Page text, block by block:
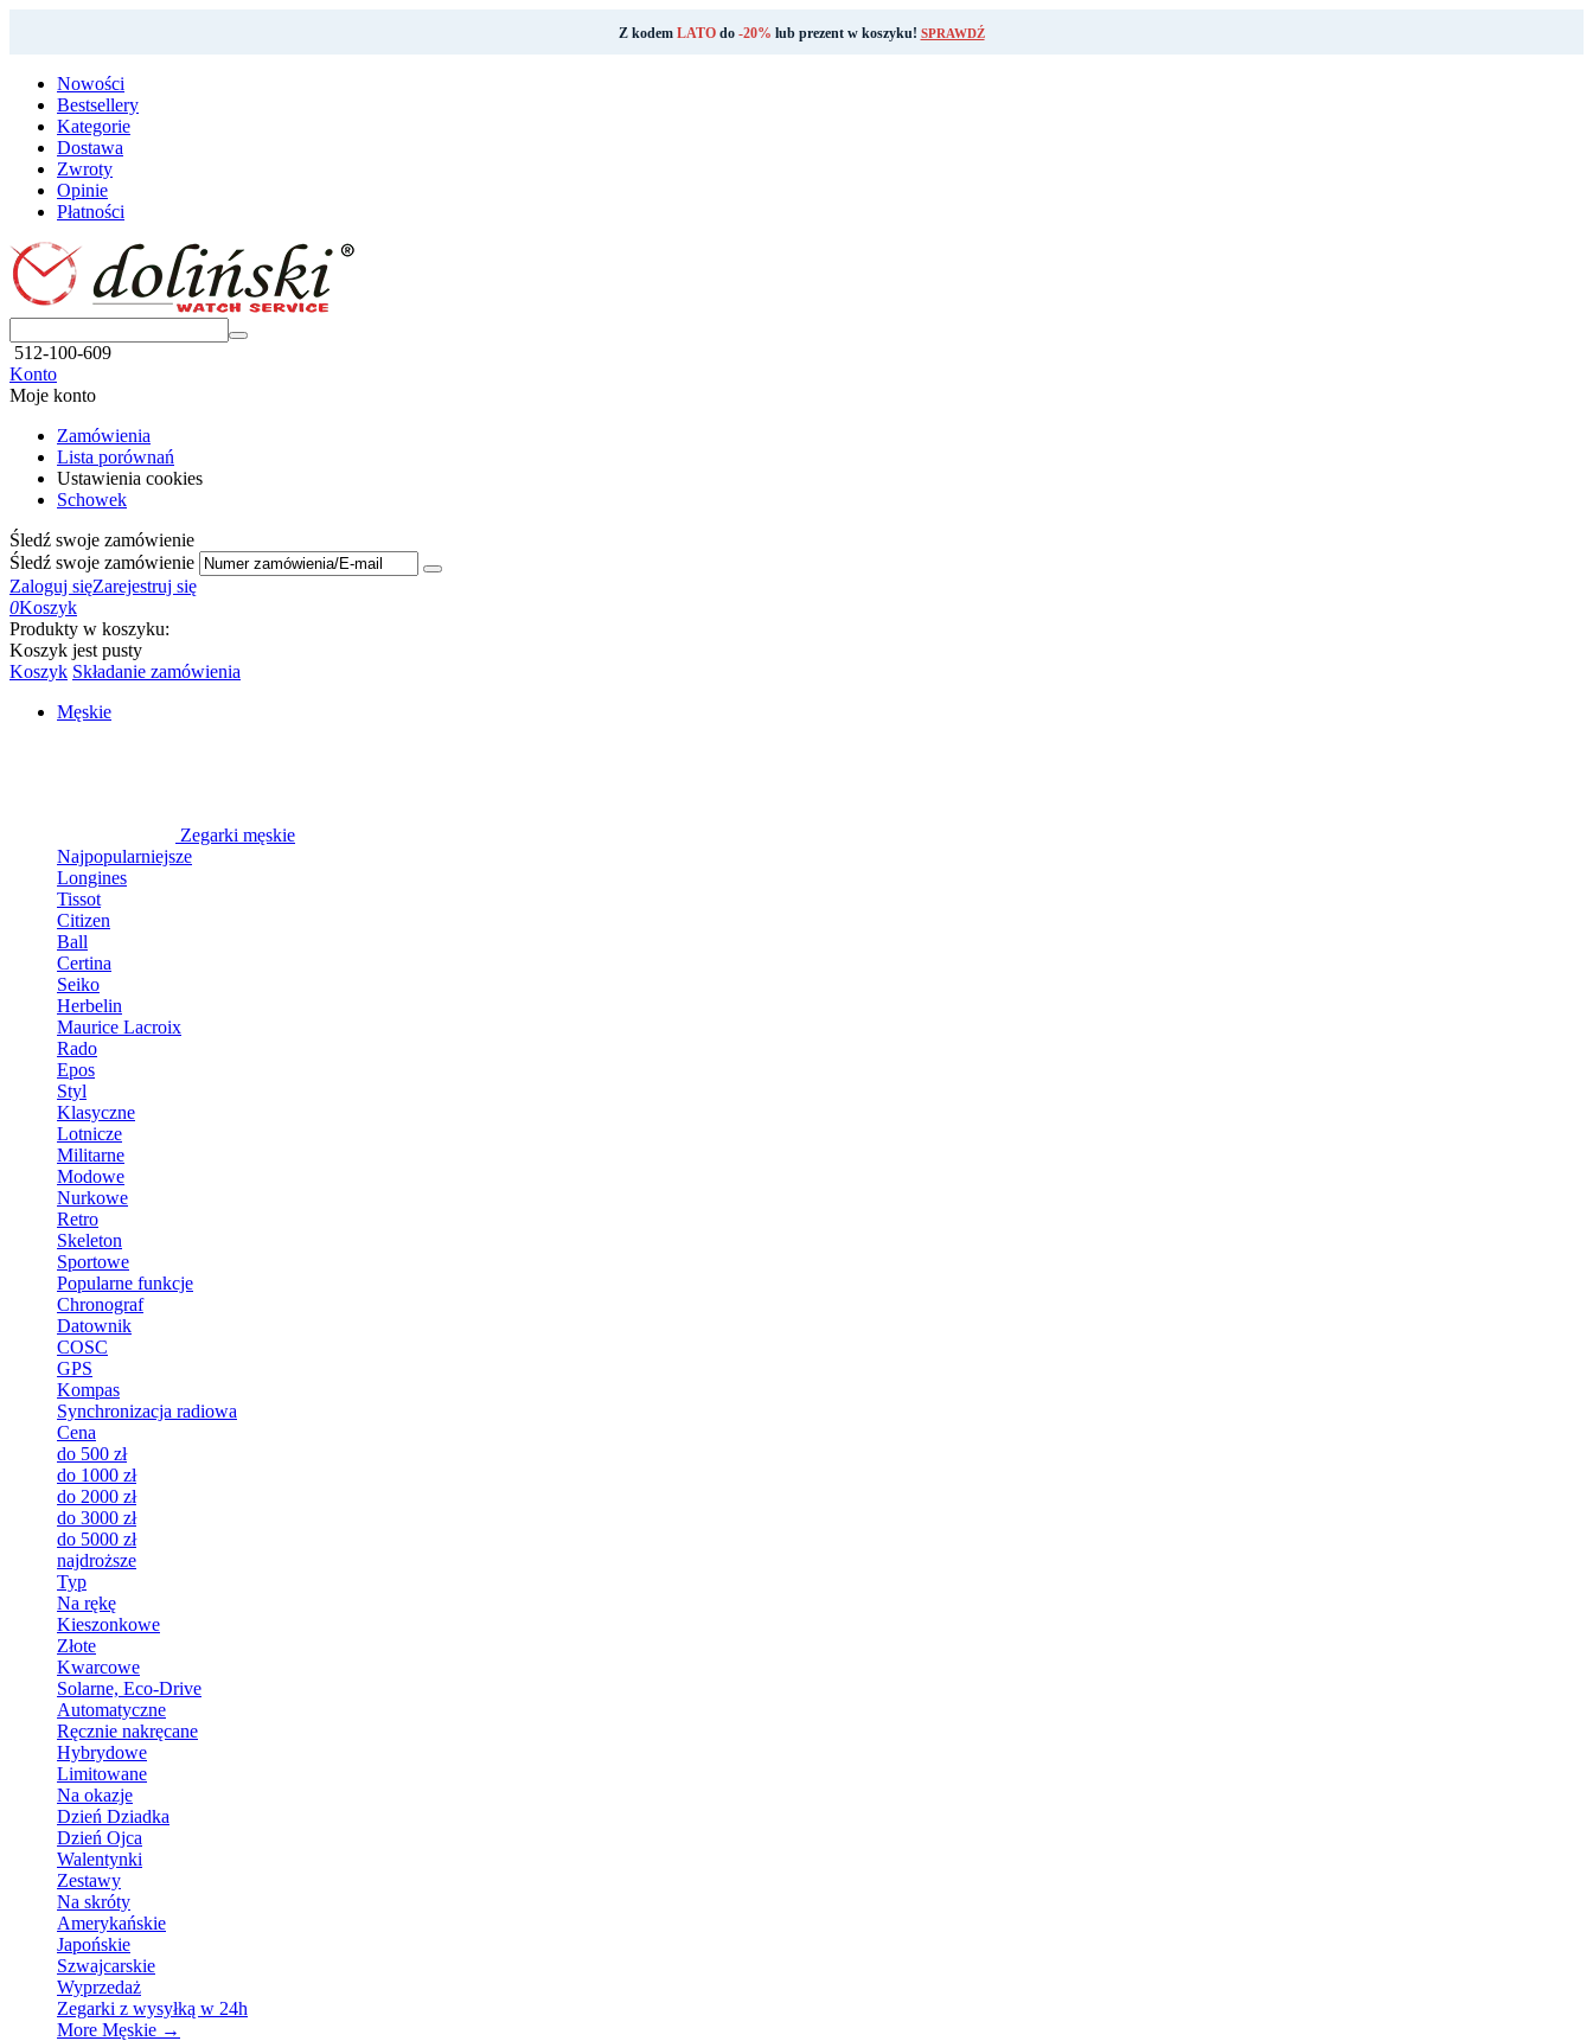
Z kodem LATOdo -20% lub prezent w koszyku! SPRAWDŹ
Nowości
Bestsellery
Kategorie
Dostawa
Zwroty
Opinie
Płatności
512-100-609
Konto
Moje konto
Zamówienia
Lista porównań
Ustawienia cookies
Schowek
Śledź swoje zamówienie
Śledź swoje zamówienie
Zaloguj sięZarejestruj się
0Koszyk
Produkty w koszyku:
Koszyk jest pusty
Koszyk Składanie zamówienia
Męskie
Zegarki męskie
Najpopularniejsze
Longines
Tissot
Citizen
Ball
Certina
Seiko
Herbelin
Maurice Lacroix
Rado
Epos
Styl
Klasyczne
Lotnicze
Militarne
Modowe
Nurkowe
Retro
Skeleton
Sportowe
Popularne funkcje
Chronograf
Datownik
COSC
GPS
Kompas
Synchronizacja radiowa
Cena
do 500 zł
do 1000 zł
do 2000 zł
do 3000 zł
do 5000 zł
najdroższe
Typ
Na rękę
Kieszonkowe
Złote
Kwarcowe
Solarne, Eco-Drive
Automatyczne
Ręcznie nakręcane
Hybrydowe
Limitowane
Na okazje
Dzień Dziadka
Dzień Ojca
Walentynki
Zestawy
Na skróty
Amerykańskie
Japońskie
Szwajcarskie
Wyprzedaż
Zegarki z wysyłką w 24h
More Męskie →